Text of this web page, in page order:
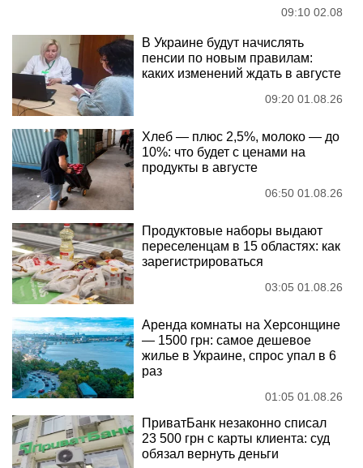
09:10 02.08
В Украине будут начислять
пенсии по новым правилам:
каких изменений ждать в августе
09:20 01.08.26
Хлеб — плюс 2,5%, молоко — до
10%: что будет с ценами на
продукты в августе
06:50 01.08.26
Продуктовые наборы выдают
переселенцам в 15 областях: как
зарегистрироваться
03:05 01.08.26
Аренда комнаты на Херсонщине
— 1500 грн: самое дешевое
жилье в Украине, спрос упал в 6
раз
01:05 01.08.26
ПриватБанк незаконно списал
23 500 грн с карты клиента: суд
обязал вернуть деньги